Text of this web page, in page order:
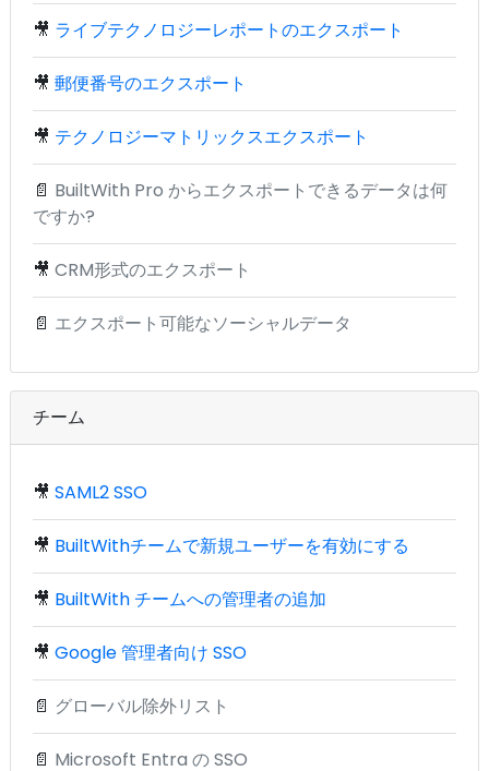
🎥 ライブテクノロジーレポートのエクスポート
🎥 郵便番号のエクスポート
🎥 テクノロジーマトリックスエクスポート
📄 BuiltWith Pro からエクスポートできるデータは何
ですか?
🎥 CRM形式のエクスポート
📄 エクスポート可能なソーシャルデータ
チーム
🎥 SAML2 SSO
🎥 BuiltWithチームで新規ユーザーを有効にする
🎥 BuiltWith チームへの管理者の追加
🎥 Google 管理者向け SSO
📄 グローバル除外リスト
📄 Microsoft Entra の SSO